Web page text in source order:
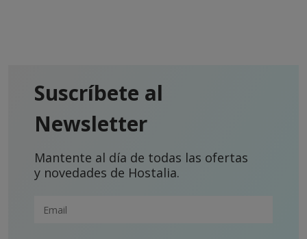
Suscríbete al
Newsletter
Mantente al día de todas las ofertas
y novedades de Hostalia.